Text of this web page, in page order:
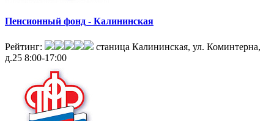
Пенсионный фонд - Калининская
Рейтинг:
станица Калининская, ул. Коминтерна,
д.25 8:00-17:00